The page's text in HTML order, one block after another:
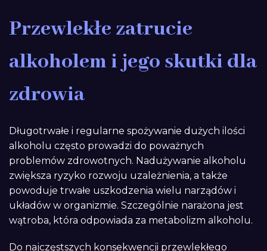
Przewlekłe zatrucie
alkoholem i jego skutki dla
zdrowia
Długotrwałe i regularne spożywanie dużych ilości
alkoholu często prowadzi do poważnych
problemów zdrowotnych. Nadużywanie alkoholu
zwiększa ryzyko rozwoju uzależnienia, a także
powoduje trwałe uszkodzenia wielu narządów i
układów w organizmie. Szczególnie narażona jest
wątroba, która odpowiada za metabolizm alkoholu.
Do najczęstszych konsekwencji przewlekłego